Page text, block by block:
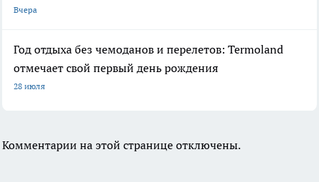
Вчера
Год отдыха без чемоданов и перелетов: Termoland
отмечает свой первый день рождения
28 июля
Комментарии на этой странице отключены.